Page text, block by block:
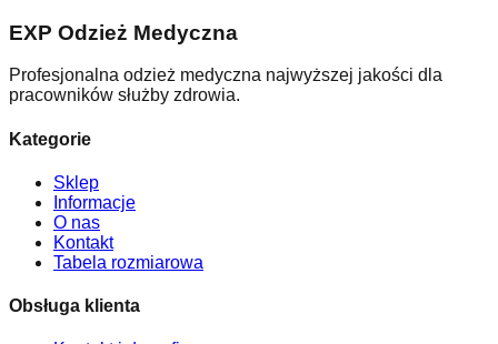
EXP Odzież Medyczna
Profesjonalna odzież medyczna najwyższej jakości dla
pracowników służby zdrowia.
Kategorie
Sklep
Informacje
O nas
Kontakt
Tabela rozmiarowa
Obsługa klienta